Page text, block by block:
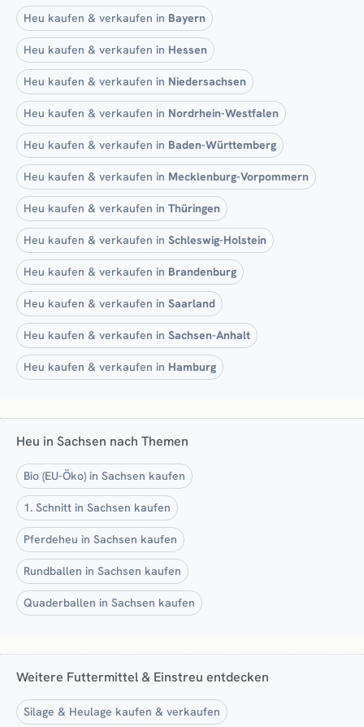
Heu kaufen & verkaufen in Bayern
Heu kaufen & verkaufen in Hessen
Heu kaufen & verkaufen in Niedersachsen
Heu kaufen & verkaufen in Nordrhein-Westfalen
Heu kaufen & verkaufen in Baden-Württemberg
Heu kaufen & verkaufen in Mecklenburg-Vorpommern
Heu kaufen & verkaufen in Thüringen
Heu kaufen & verkaufen in Schleswig-Holstein
Heu kaufen & verkaufen in Brandenburg
Heu kaufen & verkaufen in Saarland
Heu kaufen & verkaufen in Sachsen-Anhalt
Heu kaufen & verkaufen in Hamburg
Heu in Sachsen nach Themen
Bio (EU-Öko) in Sachsen kaufen
1. Schnitt in Sachsen kaufen
Pferdeheu in Sachsen kaufen
Rundballen in Sachsen kaufen
Quaderballen in Sachsen kaufen
Weitere Futtermittel & Einstreu entdecken
Silage & Heulage kaufen & verkaufen